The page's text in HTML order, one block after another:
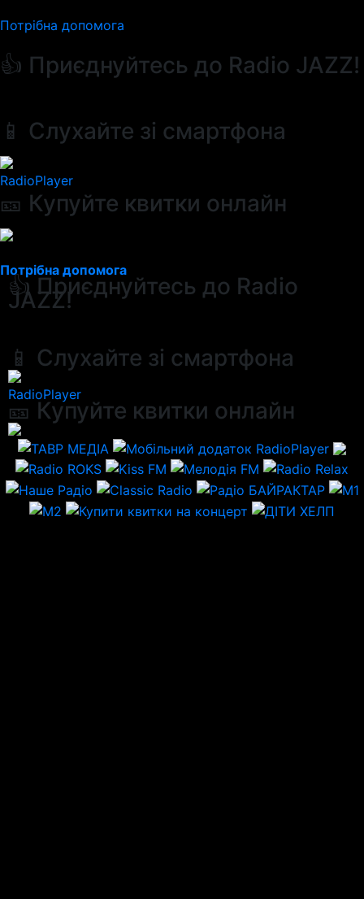
Потрібна допомога
👍 Приєднуйтесь до Radio JAZZ!
📱 Слухайте зі смартфона
RadioPlayer
🎫 Купуйте квитки онлайн
Потрібна допомога
👍 Приєднуйтесь до Radio
JAZZ!
📱 Слухайте зі смартфона
RadioPlayer
🎫 Купуйте квитки онлайн